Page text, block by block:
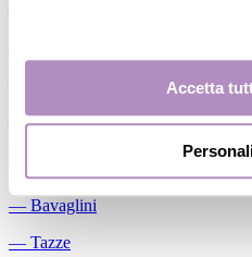
Accetta
Conservalatte Materno
―Massaggiagengive
― Bavaglini
― Tazze